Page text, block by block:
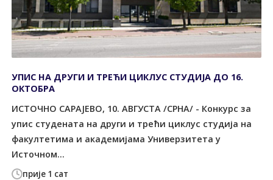
прије 1 сат
УПИС НА ДРУГИ И ТРЕЋИ ЦИКЛУС СТУДИЈА ДО 16.
ОКТОБРА
ИСТОЧНО САРАЈЕВО, 10. АВГУСТА /СРНА/ - Конкурс за
упис студената на други и трећи циклус студија на
факултетима и академијама Универзитета у
Источном...